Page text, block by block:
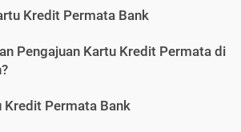
Kredit Permata Bank
Pengajuan Kartu Kredit Permata di
Kredit Permata Bank